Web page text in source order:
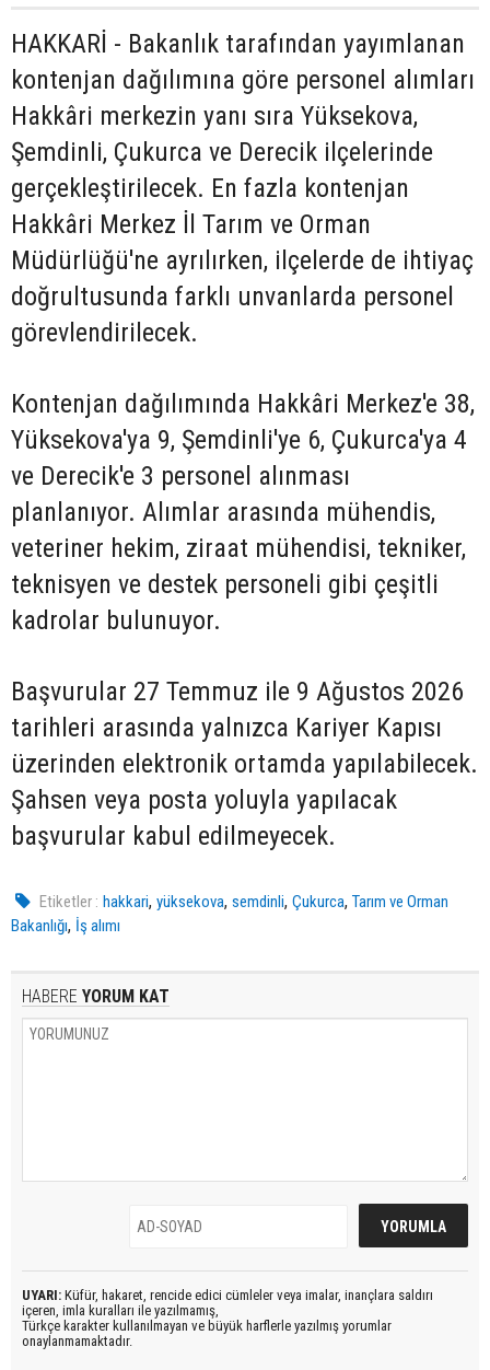
HAKKARİ - Bakanlık tarafından yayımlanan
kontenjan dağılımına göre personel alımları
Hakkâri merkezin yanı sıra Yüksekova,
Şemdinli, Çukurca ve Derecik ilçelerinde
gerçekleştirilecek. En fazla kontenjan
Hakkâri Merkez İl Tarım ve Orman
Müdürlüğü'ne ayrılırken, ilçelerde de ihtiyaç
doğrultusunda farklı unvanlarda personel
görevlendirilecek.
Kontenjan dağılımında Hakkâri Merkez'e 38,
Yüksekova'ya 9, Şemdinli'ye 6, Çukurca'ya 4
ve Derecik'e 3 personel alınması
planlanıyor. Alımlar arasında mühendis,
veteriner hekim, ziraat mühendisi, tekniker,
teknisyen ve destek personeli gibi çeşitli
kadrolar bulunuyor.
Başvurular 27 Temmuz ile 9 Ağustos 2026
tarihleri arasında yalnızca Kariyer Kapısı
üzerinden elektronik ortamda yapılabilecek.
Şahsen veya posta yoluyla yapılacak
başvurular kabul edilmeyecek.
Etiketler : hakkari,yüksekova,semdinli,Çukurca,Tarım ve Orman
Bakanlığı, İş alımı
HABERE YORUM KAT
UYARI: Küfür, hakaret, rencide edici cümleler veya imalar, inançlara saldırı
içeren, imla kuralları ile yazılmamış,
Türkçe karakter kullanılmayan ve büyük harflerle yazılmış yorumlar
onaylanmamaktadır.